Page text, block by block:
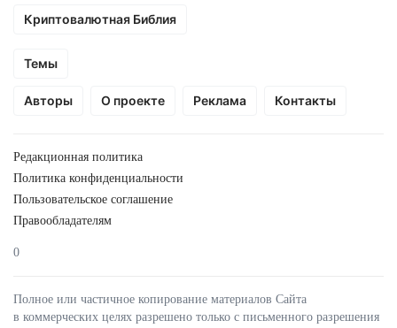
Криптовалютная Библия
Темы
Авторы О проекте Реклама Контакты
Редакционная политика
Политика конфиденциальности
Пользовательское соглашение
Правообладателям
0
Полное или частичное копирование материалов Сайта
в коммерческих целях разрешено только с письменного разрешения